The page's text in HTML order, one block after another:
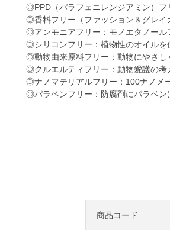
◎PPD（パラフェニレンジアミン）フ
◎香料フリー（ファッション＆グレイ
◎アンモニアフリー：モノエタノール
◎シリコンフリー：植物性のオイルを
◎動物由来原料フリー：動物にやさし
◎クルエルティフリー：動物愛護の考
◎ナノマテリアルフリー：100ナノメ
◎パラベンフリー：防腐剤にパラベン
商品コード